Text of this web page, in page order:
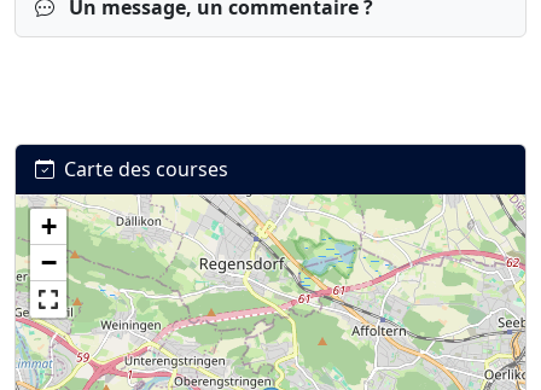
Un message, un commentaire ?
Connexion S’inscrire mot de passe oublié ?
Carte des courses
+
−